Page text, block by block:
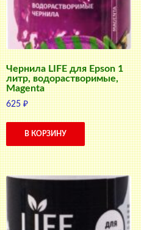
Чернила LIFE для Epson 1
литр, водорастворимые,
Magenta
625₽
В КОРЗИНУ